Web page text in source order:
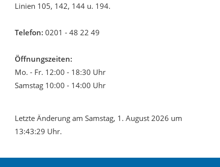
Linien 105, 142, 144 u. 194.
Telefon: 0201 - 48 22 49
Öffnungszeiten:
Mo. - Fr. 12:00 - 18:30 Uhr
Samstag 10:00 - 14:00 Uhr
Letzte Änderung am Samstag, 1. August 2026 um
13:43:29 Uhr.